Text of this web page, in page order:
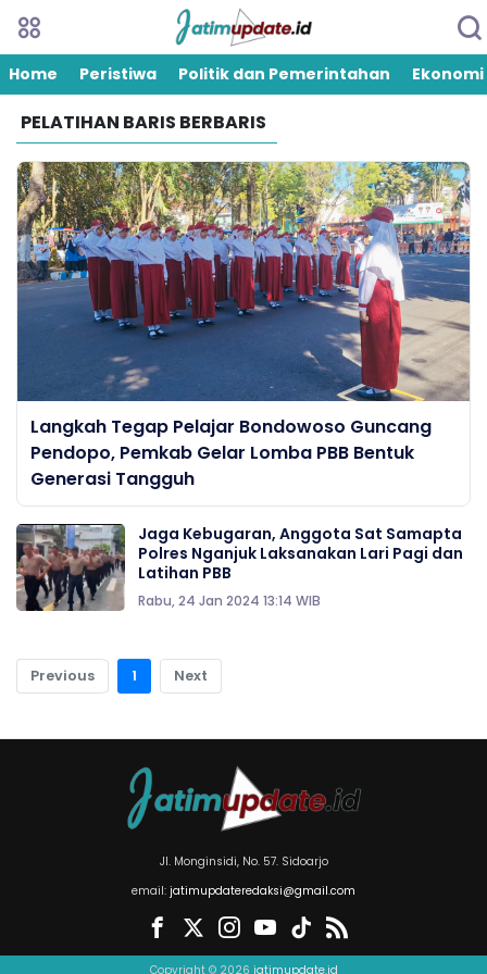
Home Peristiwa Politik dan Pemerintahan Ekonomi
PELATIHAN BARIS BERBARIS
Langkah Tegap Pelajar Bondowoso Guncang
Pendopo, Pemkab Gelar Lomba PBB Bentuk
Generasi Tangguh
Jaga Kebugaran, Anggota Sat Samapta
Polres Nganjuk Laksanakan Lari Pagi dan
Latihan PBB
Rabu, 24 Jan 2024 13:14 WIB
Previous 1 Next
Jl. Monginsidi, No. 57. Sidoarjo
email: jatimupdateredaksi@gmail.com
Copyright © 2026 jatimupdate.id